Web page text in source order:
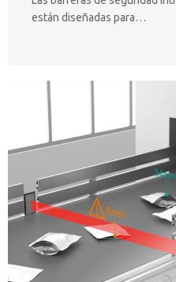
están diseñadas para…